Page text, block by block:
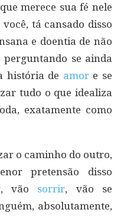
merece sua fé nele
tá cansado disso
e doentia de não
perguntando se ainda
história de amore se
tudo o que idealiza
exatamente como
o caminho do outro,
pretensão disso
vão sorrir, vão se
absolutamente,